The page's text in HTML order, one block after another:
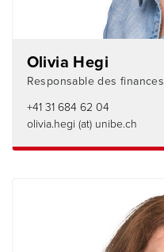
Olivia Hegi
Responsable des finances
+41 31 684 62 04
olivia.hegi (at) unibe.ch